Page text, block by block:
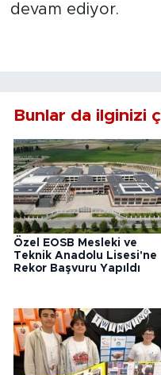
devam ediyor.
Bunlar da ilginizi
Özel EOSB Mesleki ve
Teknik Anadolu Lisesi'ne
Rekor Başvuru Yapıldı